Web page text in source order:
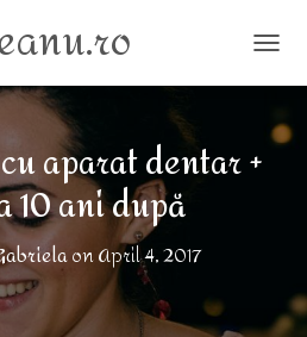
aparat dentar +
10 ani după
onApril 4, 2017